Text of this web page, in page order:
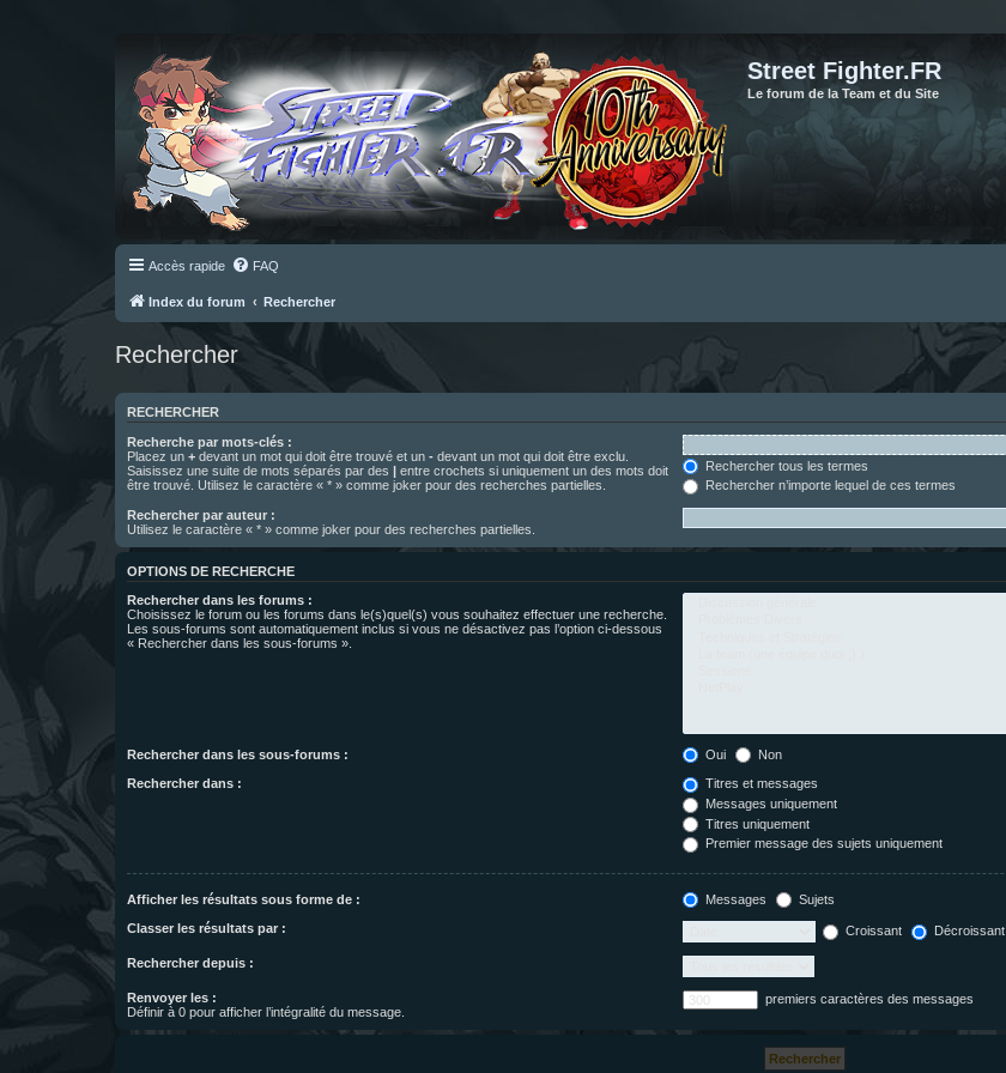
Street Fighter.FR
Le forum de la Team et du Site
Accès rapide FAQ
Index du forum Rechercher
Rechercher
RECHERCHER
Recherche par mots-clés :
Placez un + devant un mot qui doit être trouvé et un - devant un mot qui doit être exclu.
Saisissez une suite de mots séparés par des | entre crochets si uniquement un des mots doit
être trouvé. Utilisez le caractère « * » comme joker pour des recherches partielles.
Rechercher tous les termes
Rechercher n’importe lequel de ces termes
Rechercher par auteur :
Utilisez le caractère « * » comme joker pour des recherches partielles.
OPTIONS DE RECHERCHE
Rechercher dans les forums :
Choisissez le forum ou les forums dans le(s)quel(s) vous souhaitez effectuer une recherche.
Les sous-forums sont automatiquement inclus si vous ne désactivez pas l’option ci-dessous
« Rechercher dans les sous-forums ».
Rechercher dans les sous-forums : Oui Non
Rechercher dans :
Titres et messages
Messages uniquement
Titres uniquement
Premier message des sujets uniquement
Afficher les résultats sous forme de : Messages Sujets
Classer les résultats par : Croissant Décroissant
Rechercher depuis :
Renvoyer les :
Définir à 0 pour afficher l’intégralité du message.
premiers caractères des messages